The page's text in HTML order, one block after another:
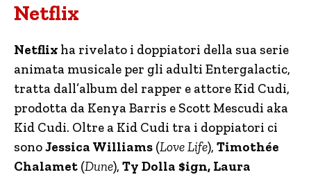
Netflix
Netflix ha rivelato i doppiatori della sua serie
animata musicale per gli adulti Entergalactic,
tratta dall’album del rapper e attore Kid Cudi,
prodotta da Kenya Barris e Scott Mescudi aka
Kid Cudi. Oltre a Kid Cudi tra i doppiatori ci
sonoJessica Williams (Love Life), Timothée
Chalamet (Dune), Ty Dolla $ign, Laura